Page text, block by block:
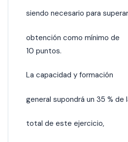
siendo necesario para
obtención como mínimo de
10 puntos.
La capacidad y formación
general supondrá un 35 % de
total de este ejercicio,